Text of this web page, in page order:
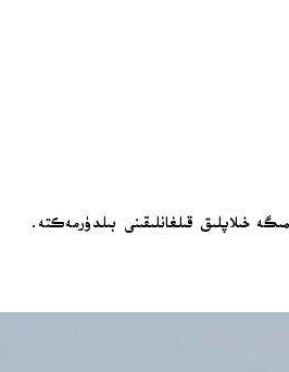
خىلاپلىق قىلغانلىقىنى بىلدۈرمەكتە.